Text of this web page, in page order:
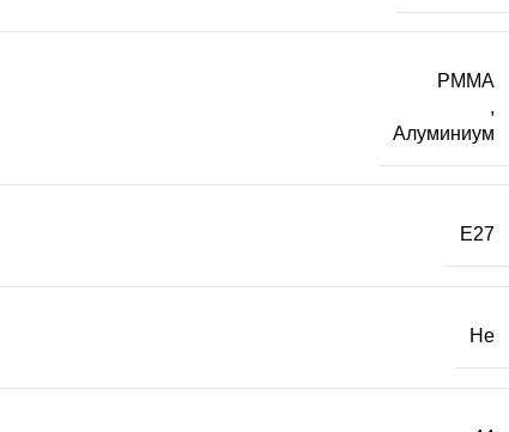
PMMA
,
Алуминиум
E27
Не